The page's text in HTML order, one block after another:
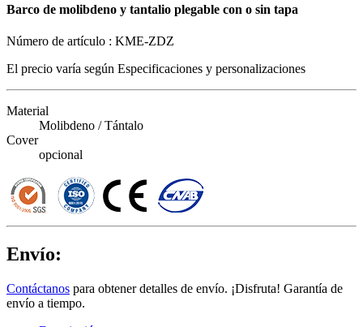
Barco de molibdeno y tantalio plegable con o sin tapa
Número de artículo : KME-ZDZ
El precio varía según Especificaciones y personalizaciones
Material
Molibdeno / Tántalo
Cover
opcional
Envío:
Contáctanos para obtener detalles de envío. ¡Disfruta! Garantía de
envío a tiempo.